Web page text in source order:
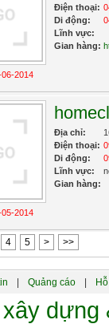
2014
Điện thoại:
Di động:
Lĩnh vực:
Gian hàng:
2014
Địa chỉ:
Điện thoại:
Di động:
Lĩnh vực:
Gian hàng:
4 5 > >>
| Quảng cáo |